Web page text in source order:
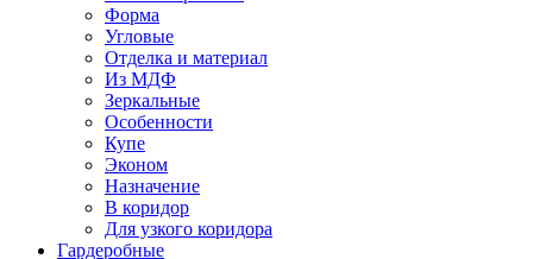
Форма
Угловые
Отделка и материал
Из МДФ
Зеркальные
Особенности
Купе
Эконом
Назначение
В коридор
Для узкого коридора
Гардеробные